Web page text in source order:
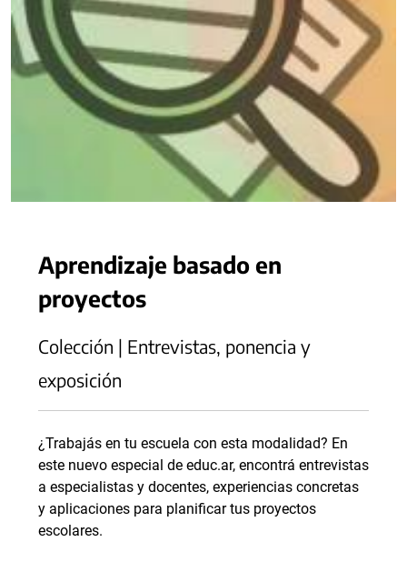
Aprendizaje basado en
proyectos
Colección | Entrevistas, ponencia y
exposición
¿Trabajás en tu escuela con esta modalidad? En
este nuevo especial de educ.ar, encontrá entrevistas
a especialistas y docentes, experiencias concretas
y aplicaciones para planificar tus proyectos
escolares.